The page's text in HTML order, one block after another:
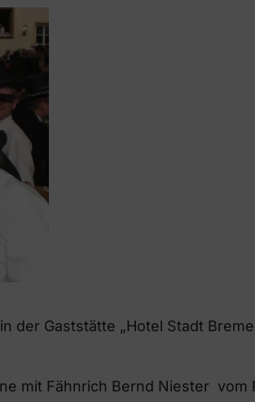
der Gaststätte „Hotel Stadt
mit Fähnrich Bernd Niester vom